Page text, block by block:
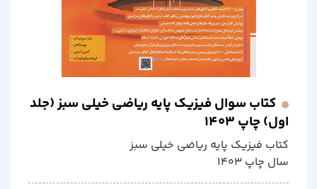
کتاب سوال فیزیک پایه ریاضی خیلی سبز (جلد
اول) چاپ 1403
کتاب فیزیک پایه ریاضی خیلی سبز
سال چاپ 1403